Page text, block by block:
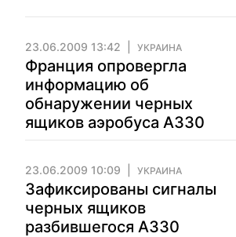
23.06.2009 13:42 УКРАИНА
Франция опровергла
информацию об
обнаружении черных
ящиков аэробуса А330
23.06.2009 10:09 УКРАИНА
Зафиксированы сигналы
черных ящиков
разбившегося А330